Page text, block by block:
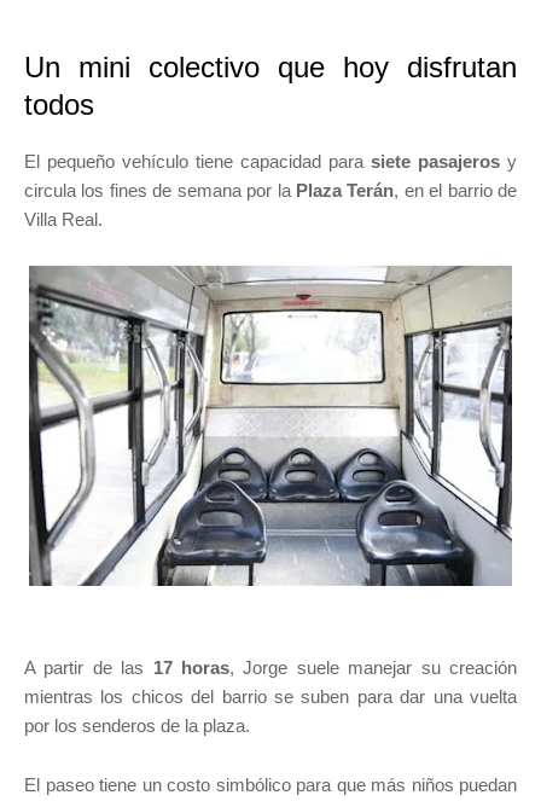
Un mini colectivo que hoy disfrutan
todos
El pequeño vehículo tiene capacidad para siete pasajeros y
circula los fines de semana por la Plaza Terán, en el barrio de
Villa Real.
A partir de las 17 horas, Jorge suele manejar su creación
mientras los chicos del barrio se suben para dar una vuelta
por los senderos de la plaza.
El paseo tiene un costo simbólico para que más niños puedan